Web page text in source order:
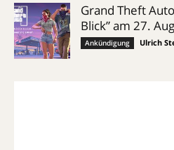
Grand Theft
Blick” am 27.
Ankündigung Ulrich